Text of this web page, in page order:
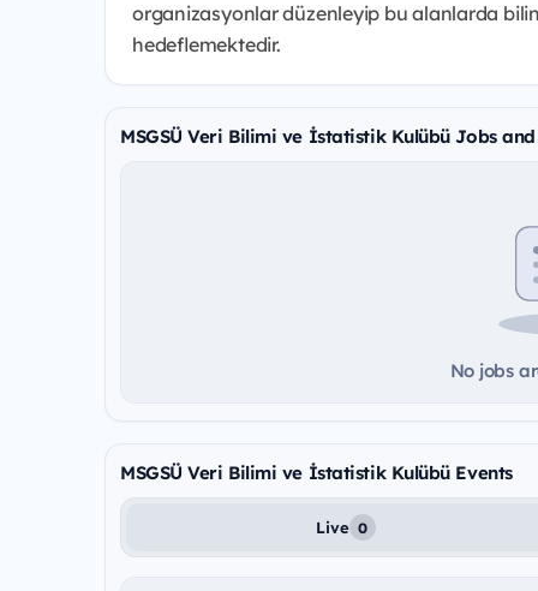
organizasyonlar düzenleyip bu alanlarda
hedeflemektedir.
MSGSÜ Veri Bilimi ve İstatistik Kulübü Jobs
No jobs
MSGSÜ Veri Bilimi ve İstatistik Kulübü Events
Live 0